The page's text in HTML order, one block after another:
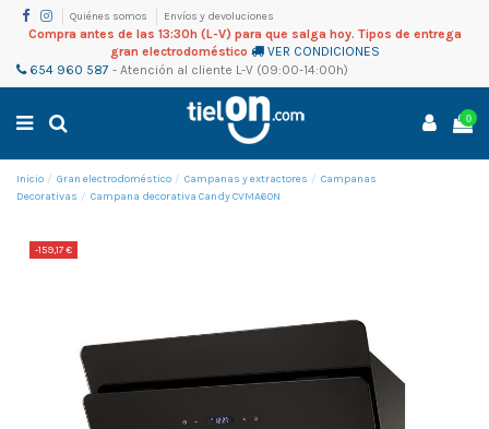
Quiénes somos Envíos y devoluciones
Compra antes de las 13:30h (L-V) para que salga hoy. Tipos de entrega
gran electrodoméstico
VER CONDICIONES
654 960 587 - Atención al cliente L-V (09:00-14:00h)
0
Inicio Gran electrodoméstico Campanas y extractores
Campanas
Decorativas
Campana decorativa Candy CVMA60N
-159,17 €